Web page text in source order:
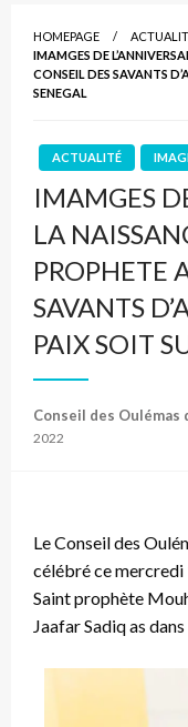
HOMEPAGE
IMAMGES DE
CONSEIL DES SAVANTS
SENEGAL
ACTUALITÉ
IMAMGES
LA
PROPHETE
SAVANTS
PAIX SOIT
Conseil des Oulémas
2022
Le Conseil des
célébré ce
Saint prophète
Jaafar Sadiq as